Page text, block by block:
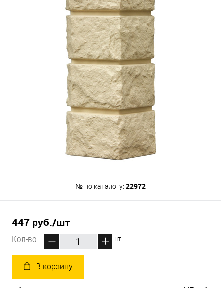
№ по каталогу: 22972
447 руб./шт
Кол-во: шт
В корзину